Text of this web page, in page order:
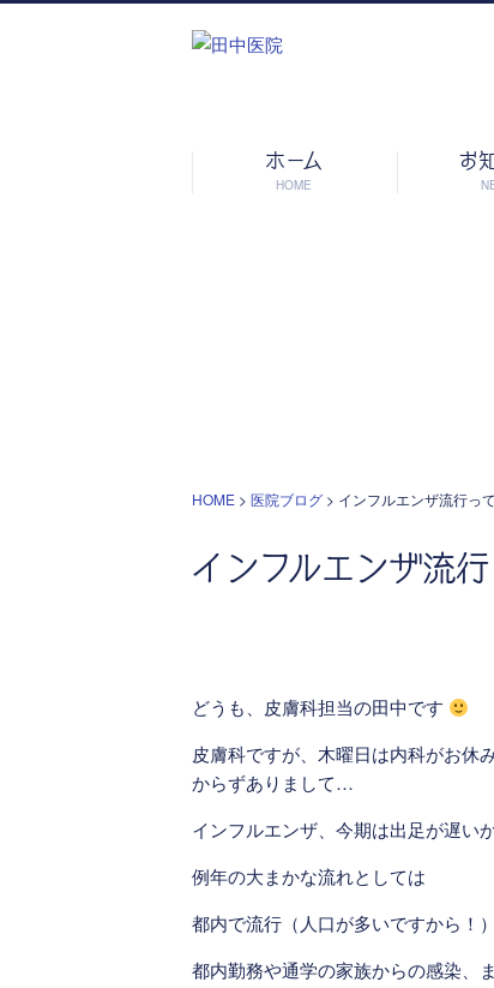
ホーム
HOME
お
HOME > 医院ブログ > インフルエンザ流行っ
インフルエンザ流
どうも、皮膚科担当の田中です
皮膚科ですが、木曜日は内科がお休
からずありまして…
インフルエンザ、今期は出足が遅い
例年の大まかな流れとしては
都内で流行（人口が多いですから！
都内勤務や通学の家族からの感染、